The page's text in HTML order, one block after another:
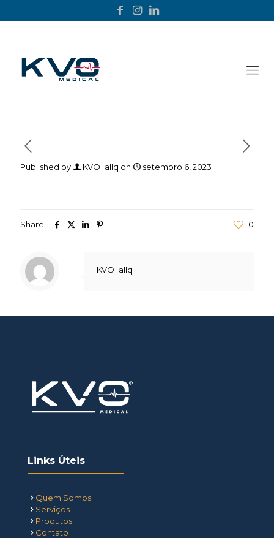
Published by KVO_allq on setembro 6, 2023
Share 0
KVO_allq
Links Úteis
Quem Somos
Serviços
Produtos
Contato